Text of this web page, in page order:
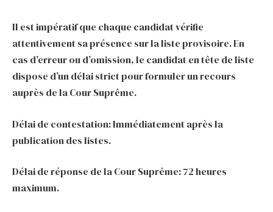
Il est impératif que chaque candidat vérifie
attentivement sa présence sur la liste provisoire. En
cas d’erreur ou d’omission, le candidat en tête de liste
dispose d’un délai strict pour formuler un recours
auprès de la Cour Suprême.
Délai de contestation: Immédiatement après la
publication des listes.
Délai de réponse de la Cour Suprême: 72 heures
maximum.